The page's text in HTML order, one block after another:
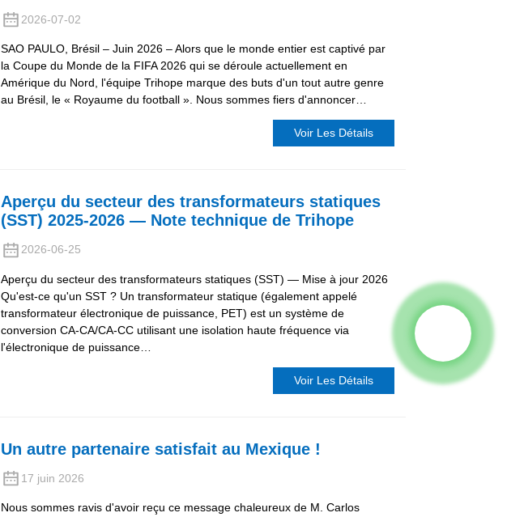
2026-07-02
SAO PAULO, Brésil – Juin 2026 – Alors que le monde entier est captivé par
la Coupe du Monde de la FIFA 2026 qui se déroule actuellement en
Amérique du Nord, l'équipe Trihope marque des buts d'un tout autre genre
au Brésil, le « Royaume du football ». Nous sommes fiers d'annoncer…
Voir Les Détails
Aperçu du secteur des transformateurs statiques
(SST) 2025-2026 — Note technique de Trihope
2026-06-25
Aperçu du secteur des transformateurs statiques (SST) — Mise à jour 2026
Qu'est-ce qu'un SST ? Un transformateur statique (également appelé
transformateur électronique de puissance, PET) est un système de
conversion CA-CA/CA-CC utilisant une isolation haute fréquence via
l'électronique de puissance…
Voir Les Détails
Un autre partenaire satisfait au Mexique !
17 juin 2026
Nous sommes ravis d'avoir reçu ce message chaleureux de M. Carlos